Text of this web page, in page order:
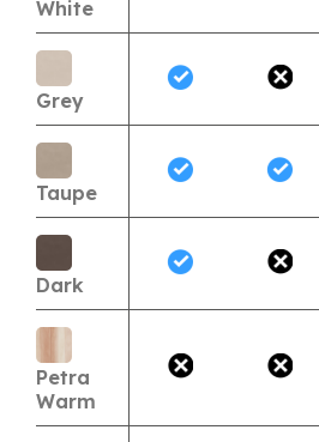
White
Grey
Taupe
Dark
Petra
Warm